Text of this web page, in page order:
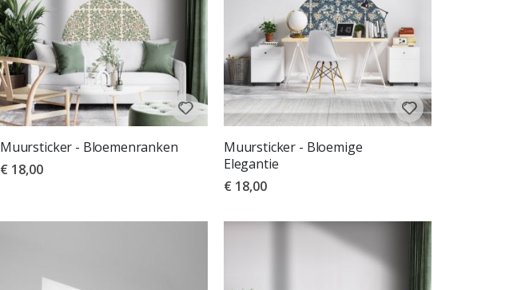
Muursticker - Bloemenranken
€ 18,00
Muursticker - Bloemige
Elegantie
€ 18,00